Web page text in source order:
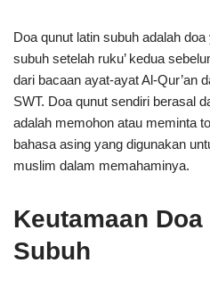
Doa qunut latin subuh adalah
subuh setelah ruku’ kedua
dari bacaan ayat-ayat Al-Qur’an
SWT. Doa qunut sendiri berasal
adalah memohon atau meminta
bahasa asing yang digunakan
muslim dalam memahaminya.
Keutamaan
Subuh